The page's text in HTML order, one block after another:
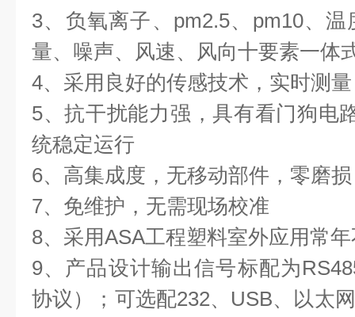
3、负氧离子、pm2.5、pm10、
量、噪声、风速、风向十要素一体
4、采用良好的传感技术，实时测
5、抗干扰能力强，具有看门狗电
统稳定运行
6、高集成度，无移动部件，零磨损
7、免维护，无需现场校准
8、采用ASA工程塑料室外应用常
9、产品设计输出信号标配为
协议）；可选配232、USB、以太